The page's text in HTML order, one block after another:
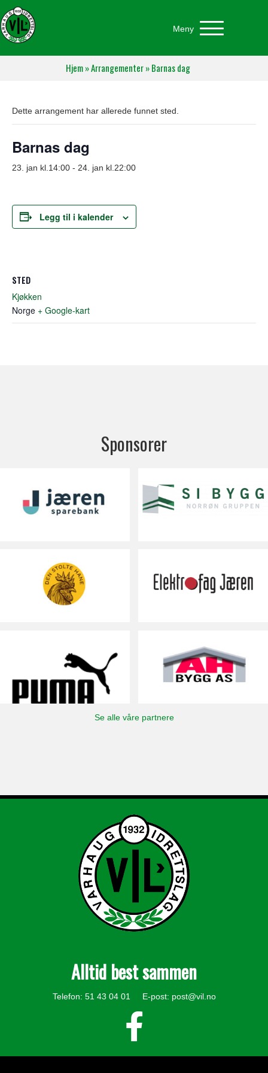
Meny
Hjem»Arrangementer»Barnas dag
Dette arrangement har allerede funnet sted.
Barnas dag
23. jan kl.14:00 - 24. jan kl.22:00
Legg til i kalender
STED
Kjøkken
Norge + Google-kart
Sponsorer
Se alle våre partnere
Alltid best sammen
Telefon: 51 43 04 01 E-post: post@vil.no